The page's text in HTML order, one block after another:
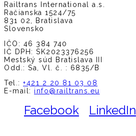
Railtrans International a.s.
Račianska 1524/75
831 02, Bratislava
Slovensko
IČO: 46 384 740
IČ DPH: SK2023376256
Mestský súd Bratislava III
Odd.: Sa, Vl. č. : 6835/B
Tel.: +421 2 20 81 03 08
E-mail: info@railtrans.eu
Facebook LinkedIn